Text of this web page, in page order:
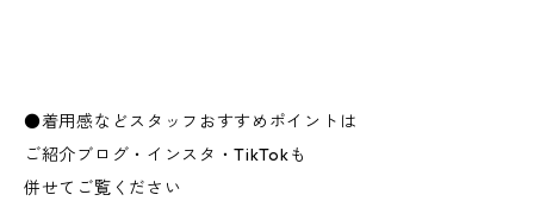
●着用感などスタッフおすすめポイントは
ご紹介ブログ・インスタ・TikTokも
併せてご覧ください